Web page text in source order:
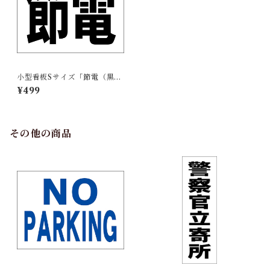
小型看板Sサイズ「節電（黒
字）」 屋外可【工場・現場】
¥499
その他の商品